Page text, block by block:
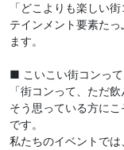
「どこよりも楽しい
テインメント要素た
ます。
■ こいこい街コンっ
「街コンって、ただ
そう思っている方に
です。
私たちのイベントで